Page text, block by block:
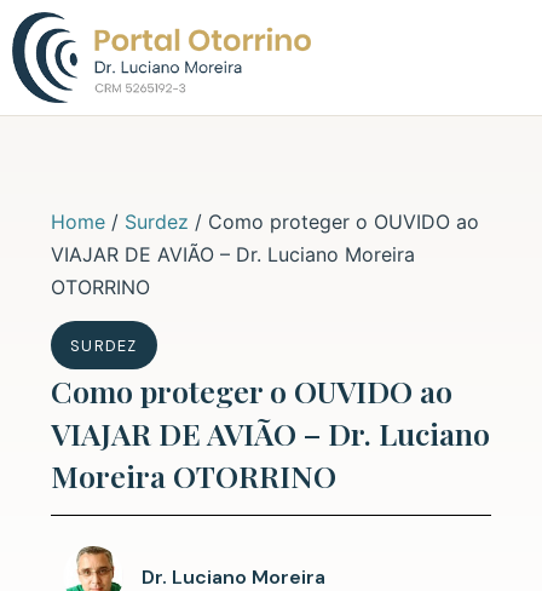
Home / Surdez / Como proteger o OUVIDO ao
VIAJAR DE AVIÃO – Dr. Luciano Moreira
OTORRINO
SURDEZ
Como proteger o OUVIDO ao
VIAJAR DE AVIÃO – Dr. Luciano
Moreira OTORRINO
Dr. Luciano Moreira